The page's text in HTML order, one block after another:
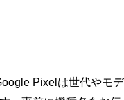
Pixelは世代やモ